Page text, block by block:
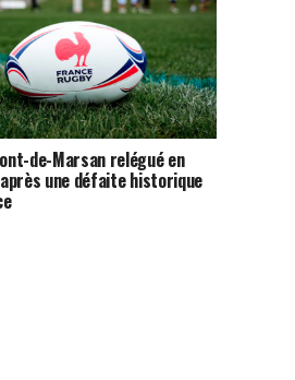
de-Marsan relégué en
une défaite historique